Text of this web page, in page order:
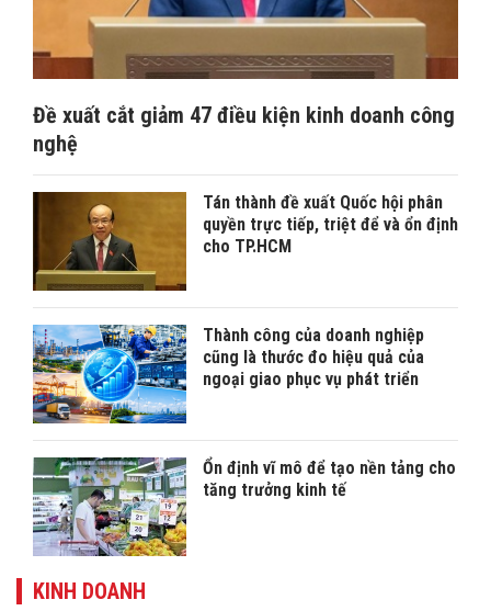
​Đề xuất cắt giảm 47 điều kiện kinh doanh công
nghệ
Tán thành đề xuất Quốc hội phân
quyền trực tiếp, triệt để và ổn định
cho TP.HCM
Thành công của doanh nghiệp
cũng là thước đo hiệu quả của
ngoại giao phục vụ phát triển
Ổn định vĩ mô để tạo nền tảng cho
tăng trưởng kinh tế
KINH DOANH